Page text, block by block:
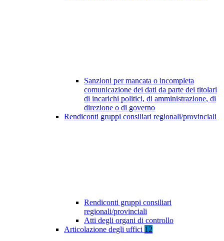
Sanzioni per mancata o incompleta
comunicazione dei dati da parte dei titolari
di incarichi politici, di amministrazione, di
direzione o di governo
Rendiconti gruppi consiliari regionali/provinciali
Rendiconti gruppi consiliari
regionali/provinciali
Atti degli organi di controllo
Articolazione degli uffici 12